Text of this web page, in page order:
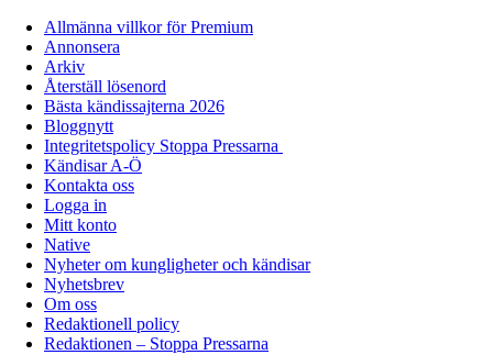
Allmänna villkor för Premium
Annonsera
Arkiv
Återställ lösenord
Bästa kändissajterna 2026
Bloggnytt
Integritetspolicy Stoppa Pressarna
Kändisar A-Ö
Kontakta oss
Logga in
Mitt konto
Native
Nyheter om kungligheter och kändisar
Nyhetsbrev
Om oss
Redaktionell policy
Redaktionen – Stoppa Pressarna